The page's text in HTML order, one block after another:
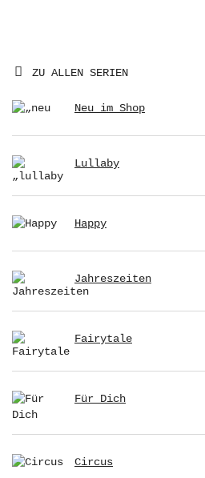
ZU ALLEN SERIEN
Neu im Shop
Lullaby
Happy
Jahreszeiten
Fairytale
Für Dich
Circus